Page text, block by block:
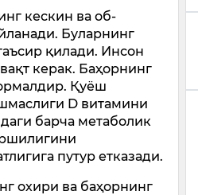
кескин ва об-
Буларнинг
қилади. Инсон
керак. Баҳорнинг
Қуёш
D витамини
барча метаболик
путур етказади.
охири ва баҳорнинг